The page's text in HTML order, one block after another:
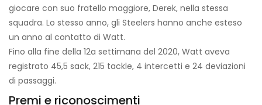
giocare con suo fratello maggiore, Derek, nella stessa
squadra. Lo stesso anno, gli Steelers hanno anche esteso
un anno al contatto di Watt.
Fino alla fine della 12a settimana del 2020, Watt aveva
registrato 45,5 sack, 215 tackle, 4 intercetti e 24 deviazioni
di passaggi.
Premi e riconoscimenti